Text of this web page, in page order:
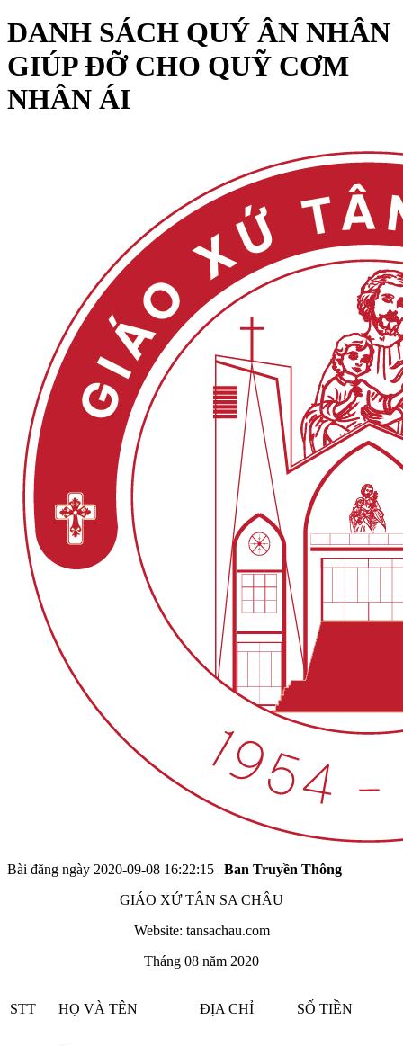
DANH SÁCH QUÝ ÂN NHÂN
GIÚP ĐỠ CHO QUỸ CƠM
NHÂN ÁI
Bài đăng ngày 2020-09-08 16:22:15 | Ban Truyền Thông
GIÁO XỨ TÂN SA CHÂU
Website: tansachau.com
Tháng 08 năm 2020
STT HỌ VÀ TÊN ĐỊA CHỈ SỐ TIỀN